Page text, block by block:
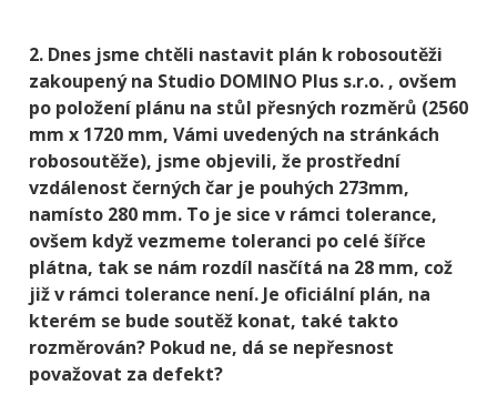
2. Dnes jsme chtěli nastavit plán k robosoutěži
zakoupený na Studio DOMINO Plus s.r.o. , ovšem
po položení plánu na stůl přesných rozměrů (2560
mm x 1720 mm, Vámi uvedených na stránkách
robosoutěže), jsme objevili, že prostřední
vzdálenost černých čar je pouhých 273mm,
namísto 280 mm. To je sice v rámci tolerance,
ovšem když vezmeme toleranci po celé šířce
plátna, tak se nám rozdíl nasčítá na 28 mm, což
již v rámci tolerance není. Je oficiální plán, na
kterém se bude soutěž konat, také takto
rozměrován? Pokud ne, dá se nepřesnost
považovat za defekt?